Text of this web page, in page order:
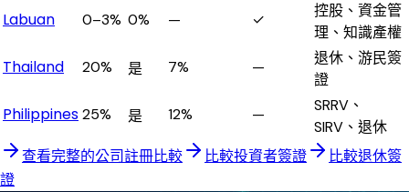
Labuan 0–3% 0% — ✓
控股、資金管
理、知識產權
Thailand 20% 是 7% —
退休、游民簽
證
Philippines25% 是 12% —
SRRV、
SIRV、退休
查看完整的公司註冊比較 比較投資者簽證
比較退休簽
證